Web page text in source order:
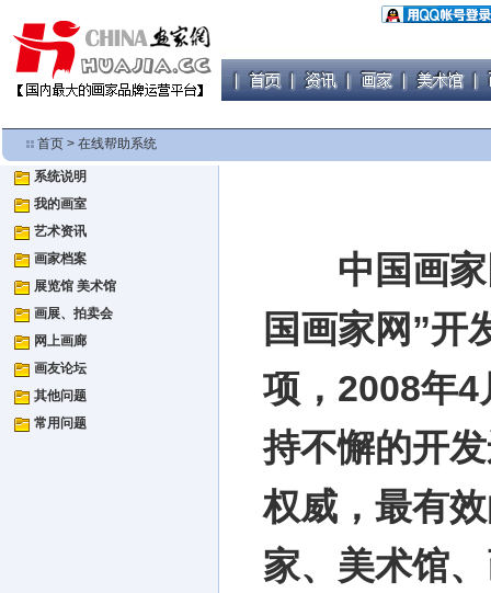
首页 > 在线帮助系统
系统说明
我的画室
艺术资讯
画家档案
展览馆 美术馆
画展、拍卖会
网上画廊
画友论坛
其他问题
常用问题
中国画家
国画家网”开
项，2008年
持不懈的开
权威，最有
家、美术馆